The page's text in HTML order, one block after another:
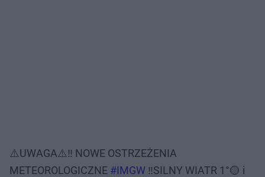
⚠️UWAGA⚠️‼️ NOWE OSTRZEŻENIA
METEOROLOGICZNE #IMGW ‼️SILNY WIATR 1°🟡 i